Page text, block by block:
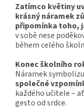
Zatímco květiny
krásný náramek
připomínka toho,
v sobě nese
během celého
Konec školního
Náramek
společné
každého učitele –
gesto od srdce.